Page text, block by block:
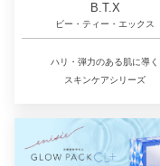
B.T.X
ビー・ティー・エックス
ハリ・弾力のある肌に導く
スキンケアシリーズ